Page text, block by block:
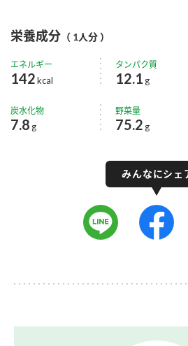
栄養成分 （ 1人分 ）
エネルギー
142kcal
タンパク質
12.1 g
炭水化物
7.8 g
野菜量
75.2 g